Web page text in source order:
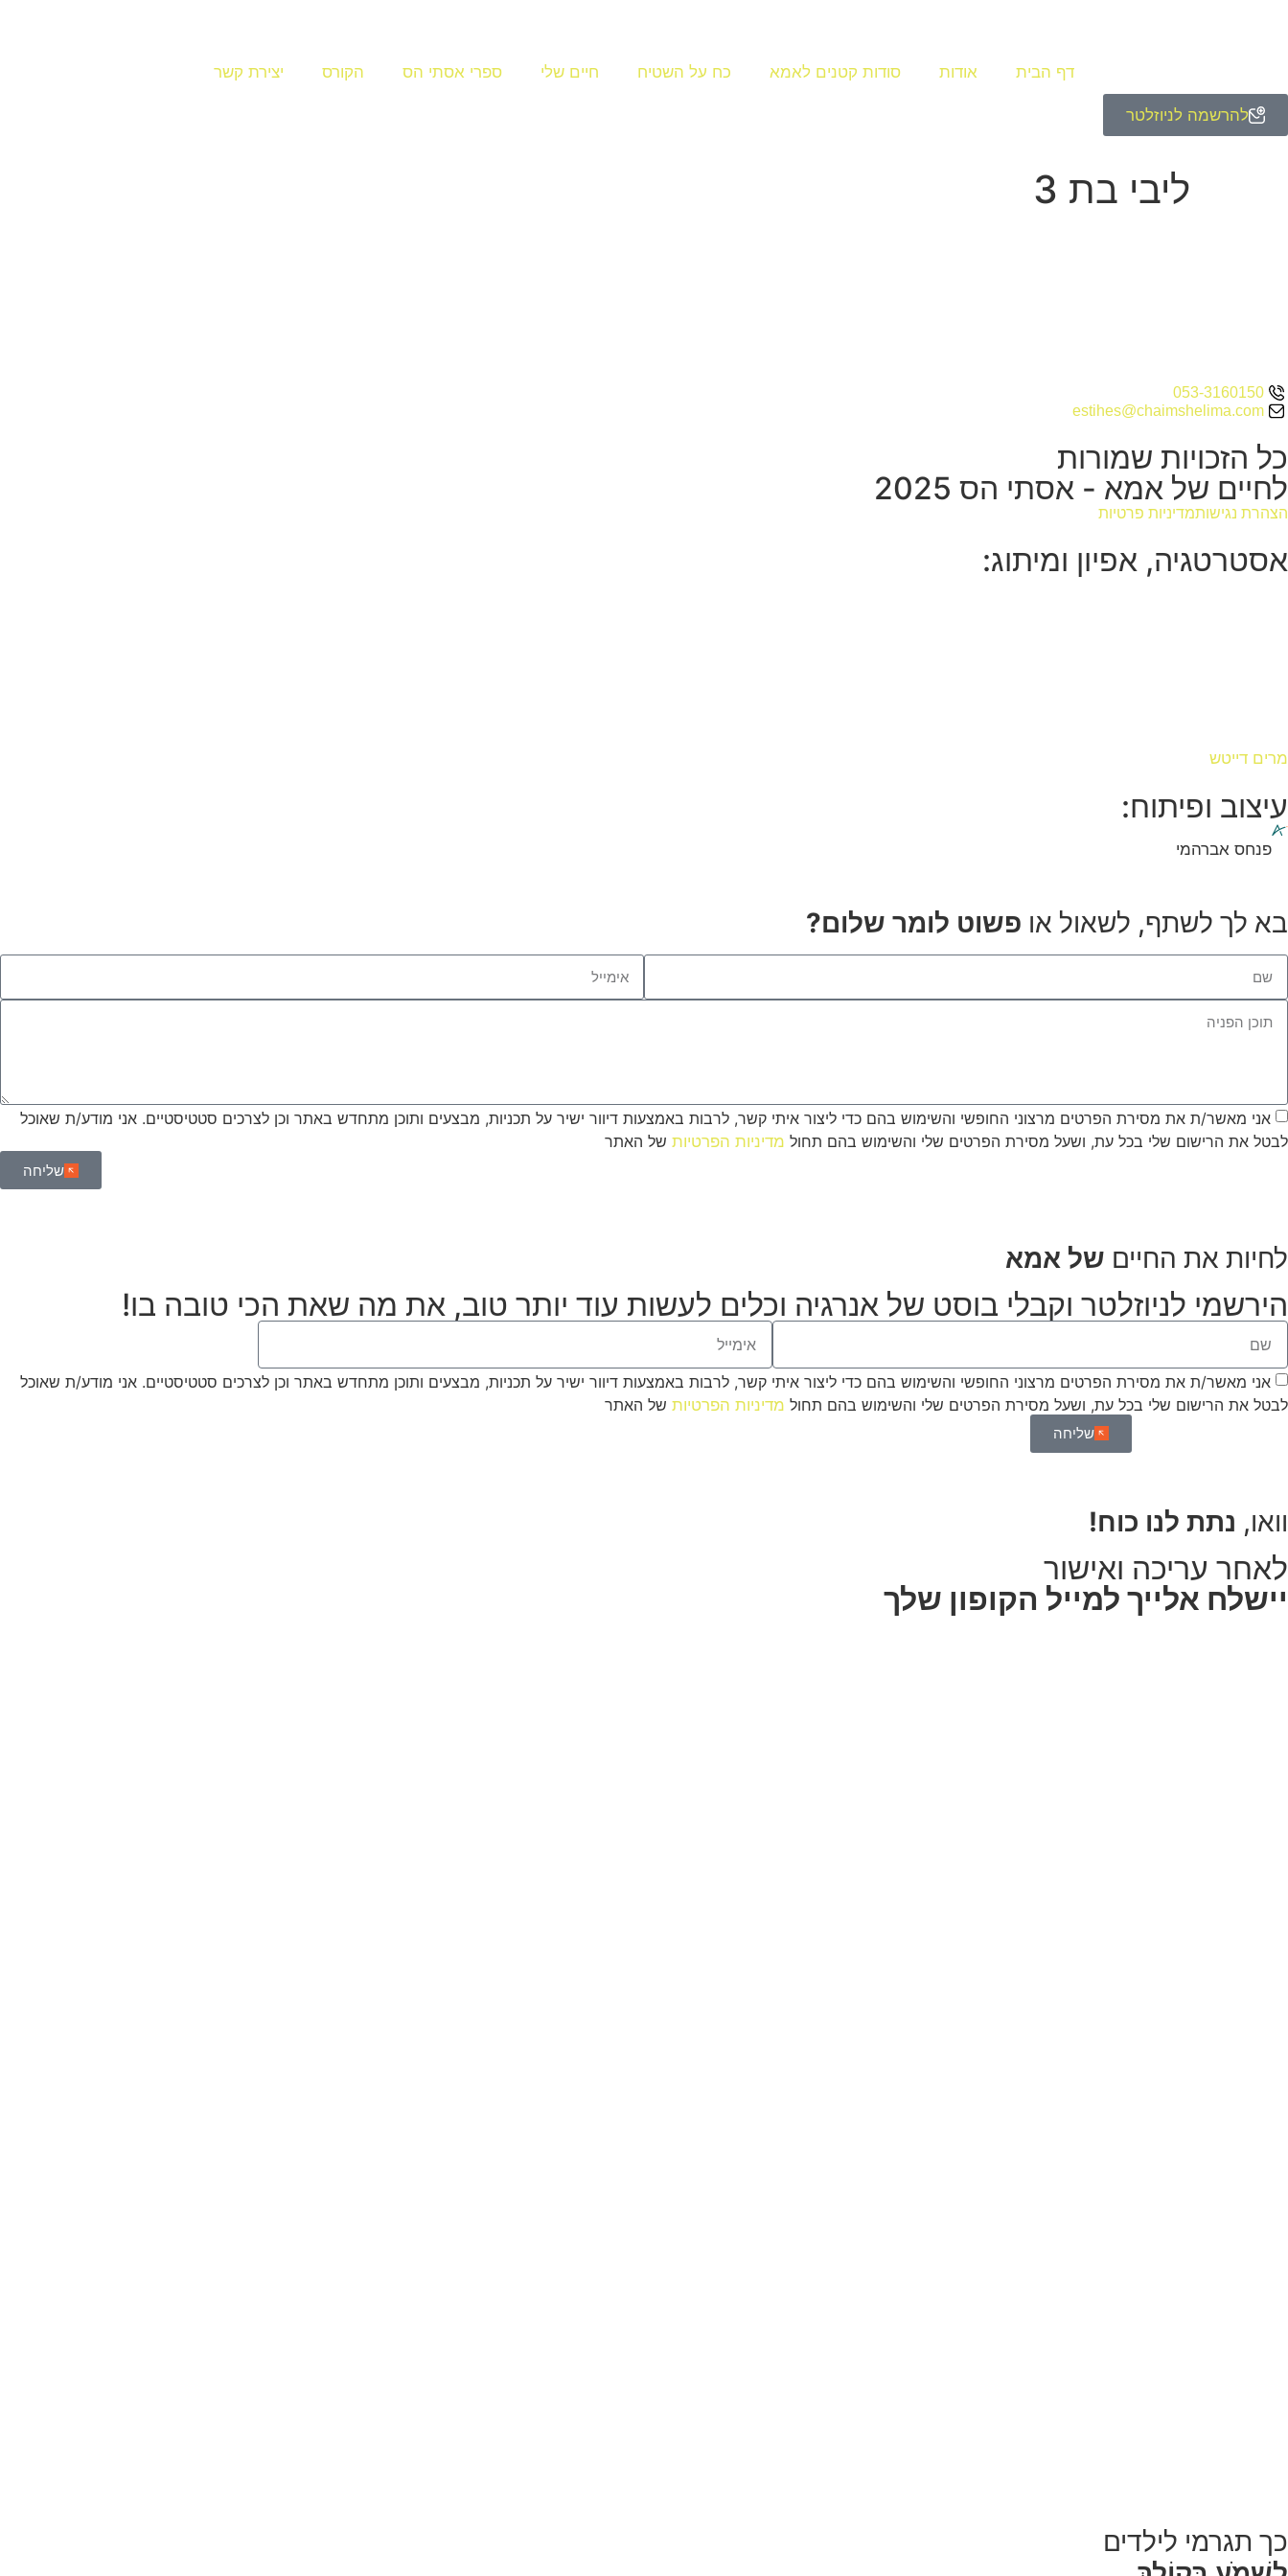
דף הבית אודות סודות קטנים לאמא כח על השטיח חיים שלי ספרי אסתי הס הקורס יצירת קשר
להרשמה לניוזלטר
ליבי בת 3
053-3160150
estihes@chaimshelima.com
כל הזכויות שמורות
לחיים של אמא - אסתי הס 2025
הצהרת נגישותמדיניות פרטיות
אסטרטגיה, אפיון ומיתוג:
מרים דייטש
עיצוב ופיתוח:
פנחס אברהמי
בא לך לשתף, לשאול או פשוט לומר שלום?
אני מאשר/ת את מסירת הפרטים מרצוני החופשי והשימוש בהם כדי ליצור איתי קשר, לרבות באמצעות דיוור ישיר על תכניות, מבצעים ותוכן מתחדש באתר וכן לצרכים סטטיסטיים. אני מודע/ת שאוכל
לבטל את הרישום שלי בכל עת, ושעל מסירת הפרטים שלי והשימוש בהם תחול מדיניות הפרטיות של האתר
שליחה
לחיות את החיים של אמא
הירשמי לניוזלטר וקבלי בוסט של אנרגיה וכלים לעשות עוד יותר טוב, את מה שאת הכי טובה בו!
אני מאשר/ת את מסירת הפרטים מרצוני החופשי והשימוש בהם כדי ליצור איתי קשר, לרבות באמצעות דיוור ישיר על תכניות, מבצעים ותוכן מתחדש באתר וכן לצרכים סטטיסטיים. אני מודע/ת שאוכל
לבטל את הרישום שלי בכל עת, ושעל מסירת הפרטים שלי והשימוש בהם תחול מדיניות הפרטיות של האתר
שליחה
וואו, נתת לנו כוח!
לאחר עריכה ואישור
יישלח אלייך למייל הקופון שלך
כך תגרמי לילדים